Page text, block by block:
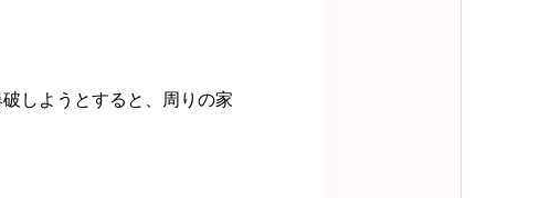
しようとすると、周りの家